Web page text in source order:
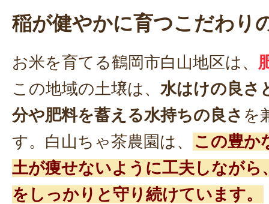
稲が健やかに育つこだわり
お米を育てる鶴岡市白山地区は、
この地域の土壌は、 水はけの良さ
分や肥料を蓄える水持ちの良さ を
す。白山ちゃ茶農園は、
この豊か
土が痩せないように工夫しながら
をしっかりと守り続けています。